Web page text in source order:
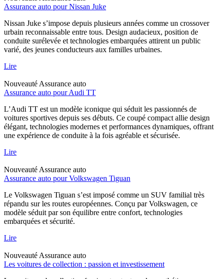
Assurance auto pour Nissan Juke
Nissan Juke s’impose depuis plusieurs années comme un crossover
urbain reconnaissable entre tous. Design audacieux, position de
conduite surélevée et technologies embarquées attirent un public
varié, des jeunes conducteurs aux familles urbaines.
Lire
Nouveauté Assurance auto
Assurance auto pour Audi TT
L’Audi TT est un modèle iconique qui séduit les passionnés de
voitures sportives depuis ses débuts. Ce coupé compact allie design
élégant, technologies modernes et performances dynamiques, offrant
une expérience de conduite à la fois agréable et sécurisée.
Lire
Nouveauté Assurance auto
Assurance auto pour Volkswagen Tiguan
Le Volkswagen Tiguan s’est imposé comme un SUV familial très
répandu sur les routes européennes. Conçu par Volkswagen, ce
modèle séduit par son équilibre entre confort, technologies
embarquées et sécurité.
Lire
Nouveauté Assurance auto
Les voitures de collection : passion et investissement